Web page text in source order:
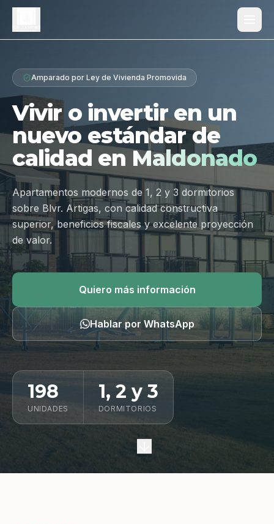
Proyecto
Diferenciales
Tipologías
Galería
Ubicación
Contacto
Hablar por WhatsApp
Amparado por Ley de Vivienda Promovida
Vivir o invertir en un
nuevo estándar de
calidad en Maldonado
Apartamentos modernos de 1, 2 y 3 dormitorios
sobre Blvr. Artigas, con calidad constructiva
superior, beneficios fiscales y excelente proyección
de valor.
Quiero más información
Hablar por WhatsApp
198
UNIDADES
1, 2 y 3
DORMITORIOS